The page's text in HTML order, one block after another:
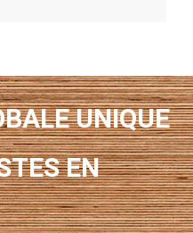
UNIQUE
EN